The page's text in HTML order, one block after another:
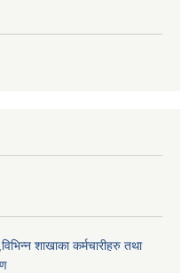
शाखाका कर्मचारीहरु तथा